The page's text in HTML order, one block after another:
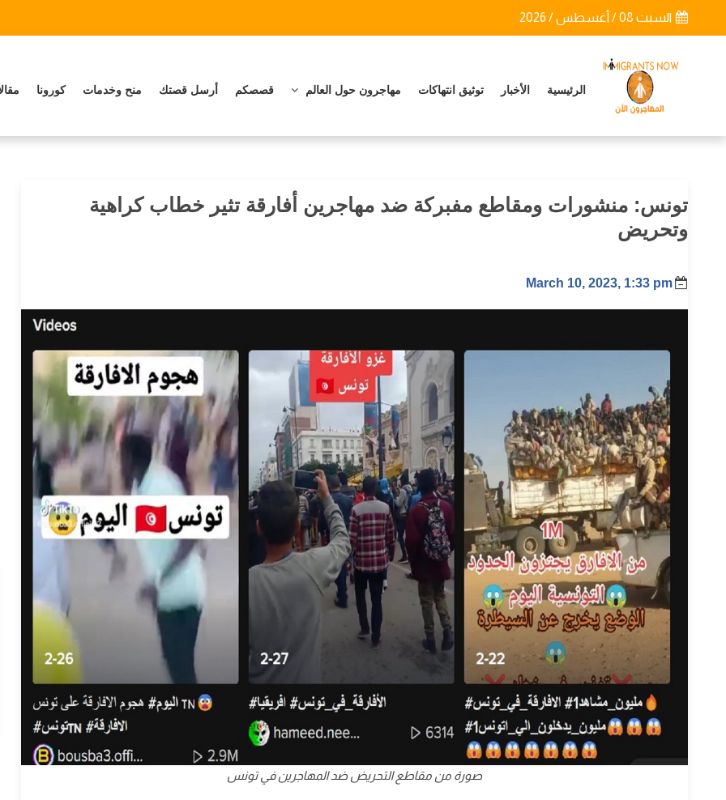
السبت 08 / أغسطس / 2026
الرئيسية الأخبار توثيق انتهاكات مهاجرون حول العالم قصصكم أرسل قصتك منح وخدمات كورونا
تونس: منشورات ومقاطع مفبركة ضد مهاجرين أفارقة تثير خطاب كراهية
وتحريض
March 10, 2023, 1:33 pm
صورة من مقاطع التحريض ضد المهاجرين في تونس